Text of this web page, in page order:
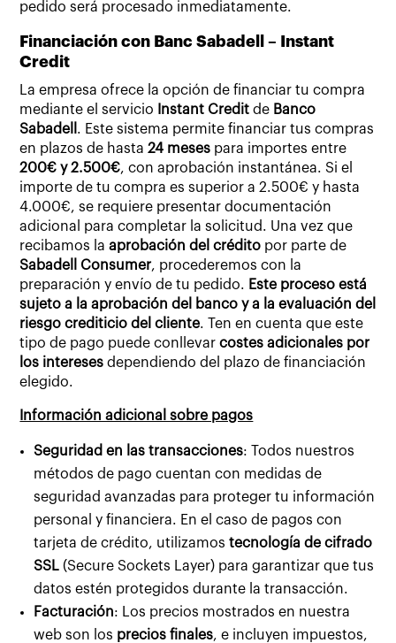
pedido será procesado inmediatamente.
Financiación con Banc Sabadell – Instant
Credit
La empresa ofrece la opción de financiar tu compra
mediante el servicio
Instant Credit de Banco
Sabadell . Este sistema permite financiar tus compras
en plazos de hasta24 meses para importes entre
200€ y 2.500€, con aprobación instantánea. Si el
importe de tu compra es superior a 2.500€ y hasta
4.000€, se requiere presentar documentación
adicional para completar la solicitud. Una vez que
recibamos laaprobación del crédito por parte de
Sabadell Consumer, procederemos con la
preparación y envío de tu pedido. Este proceso está
sujeto a la aprobación del banco y a la evaluación del
riesgo crediticio del cliente. Ten en cuenta que este
tipo de pago puede conllevarcostes adicionales por
los intereses dependiendo del plazo de financiación
elegido.
Información adicional sobre pagos
Seguridad en las transacciones: Todos nuestros
métodos de pago cuentan con medidas de
seguridad avanzadas para proteger tu información
personal y financiera. En el caso de pagos con
tarjeta de crédito, utilizamostecnología de cifrado
SSL (Secure Sockets Layer) para garantizar que tus
datos estén protegidos durante la transacción.
Facturación: Los precios mostrados en nuestra
web son los precios finales, e incluyen impuestos,